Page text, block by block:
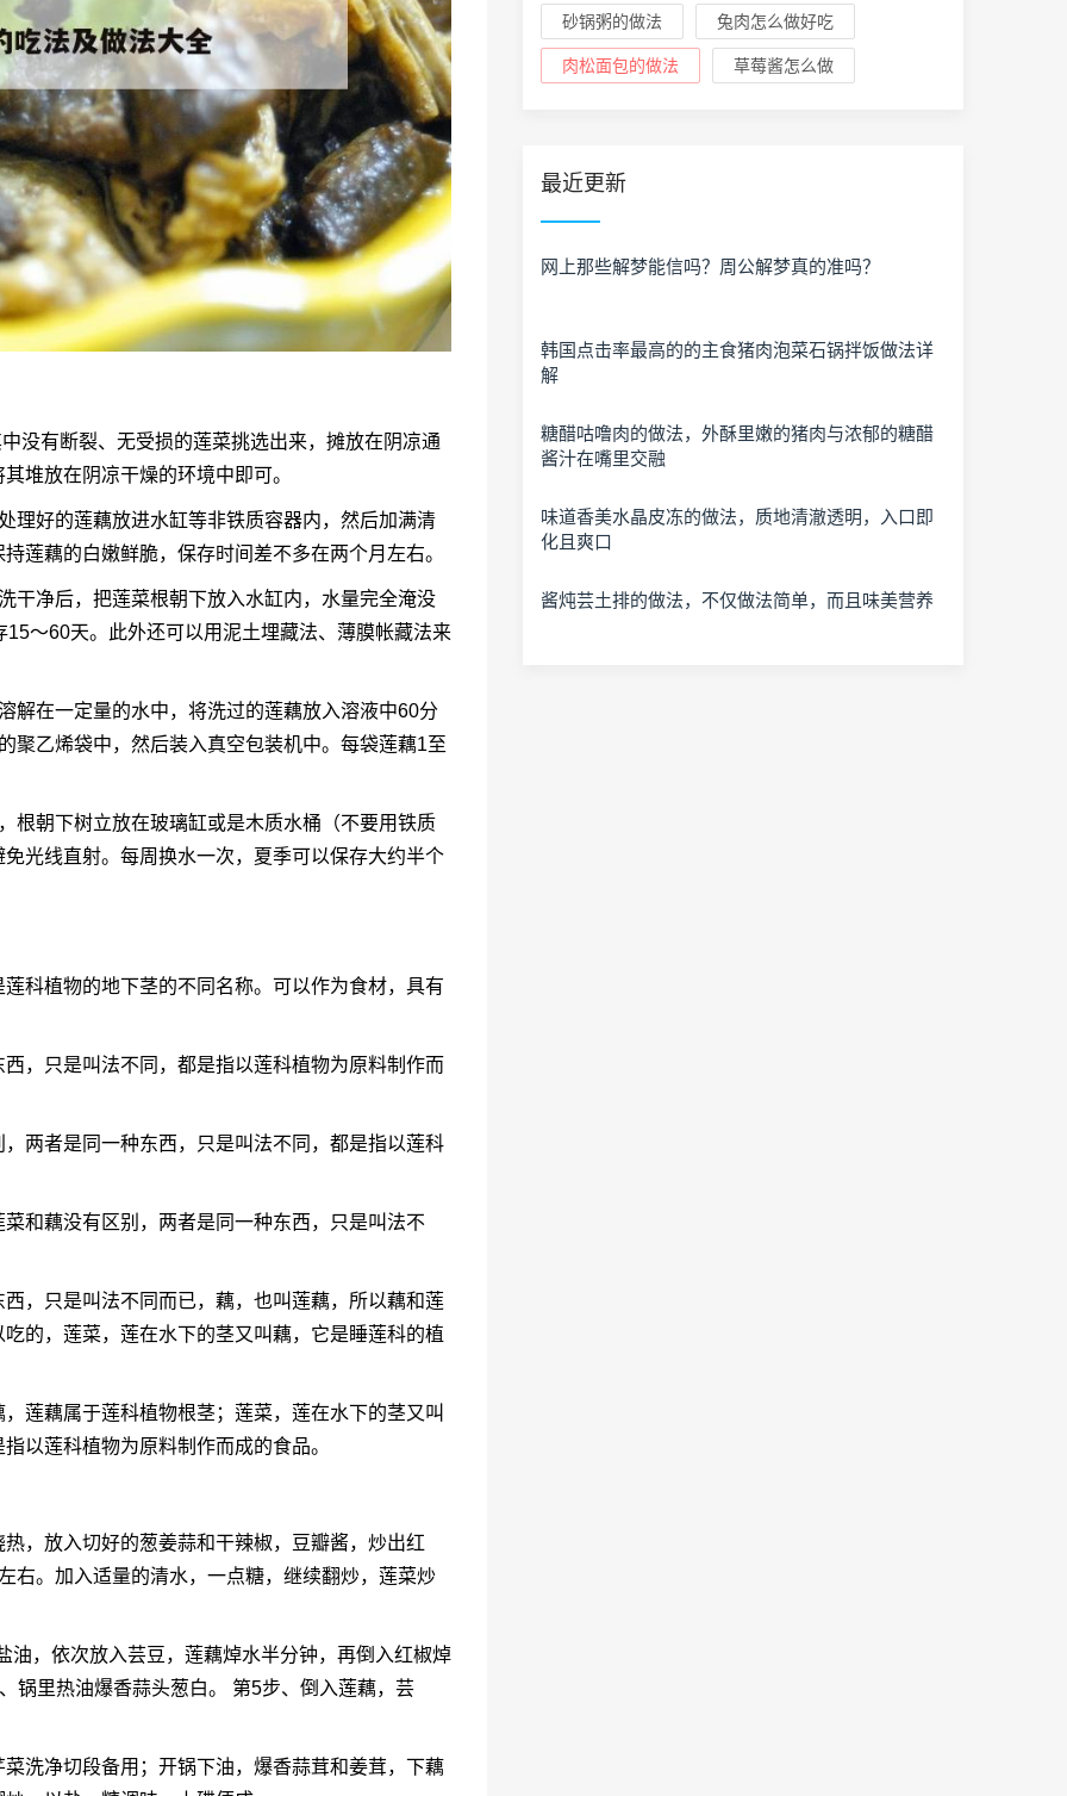
没有断裂、无受损的莲菜挑选出来，摊放在阴凉通
堆放在阴凉干燥的环境中即可。
理好的莲藕放进水缸等非铁质容器内，然后加满清
莲藕的白嫩鲜脆，保存时间差不多在两个月左右。
干净后，把莲菜根朝下放入水缸内，水量完全淹没
～60天。此外还可以用泥土埋藏法、薄膜帐藏法来
解在一定量的水中，将洗过的莲藕放入溶液中60分
聚乙烯袋中，然后装入真空包装机中。每袋莲藕1至
根朝下树立放在玻璃缸或是木质水桶（不要用铁质
光线直射。每周换水一次，夏季可以保存大约半个
科植物的地下茎的不同名称。可以作为食材，具有
，只是叫法不同，都是指以莲科植物为原料制作而
两者是同一种东西，只是叫法不同，都是指以莲科
和藕没有区别，两者是同一种东西，只是叫法不
，只是叫法不同而已，藕，也叫莲藕，所以藕和莲
的，莲菜，莲在水下的茎又叫藕，它是睡莲科的植
莲藕属于莲科植物根茎；莲菜，莲在水下的茎又叫
以莲科植物为原料制作而成的食品。
，放入切好的葱姜蒜和干辣椒，豆瓣酱，炒出红
右。加入适量的清水，一点糖，继续翻炒，莲菜炒
油，依次放入芸豆，莲藕焯水半分钟，再倒入红椒焯
锅里热油爆香蒜头葱白。 第5步、倒入莲藕，芸
洗净切段备用；开锅下油，爆香蒜茸和姜茸，下藕
砂锅粥的做法 兔肉怎么做好吃
肉松面包的做法 草莓酱怎么做
最近更新
网上那些解梦能信吗？周公解梦真的准吗？
韩国点击率最高的的主食猪肉泡菜石锅拌饭做法详
解
糖醋咕噜肉的做法，外酥里嫩的猪肉与浓郁的糖醋
酱汁在嘴里交融
味道香美水晶皮冻的做法，质地清澈透明，入口即
化且爽口
酱炖芸土排的做法，不仅做法简单，而且味美营养